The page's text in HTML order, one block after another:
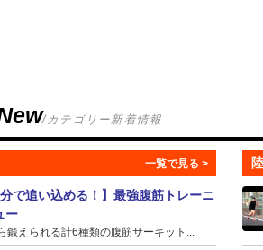
/カテゴリー新着情報
分で追い込める！】最強腹筋トレーニ
ー
鍛えられる計6種類の腹筋サーキット...